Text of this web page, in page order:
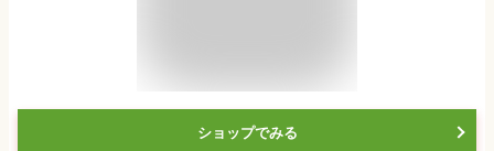
ショップでみる